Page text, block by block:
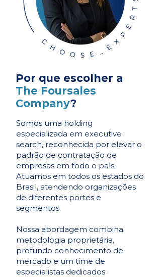
Por que escolher a
The Foursales
Company?
Somos uma holding
especializada em executive
search, reconhecida por elevar o
padrão de contratação de
empresas em todo o país.
Atuamos em todos os estados do
Brasil, atendendo organizações
de diferentes portes e
segmentos.
Nossa abordagem combina
metodologia proprietária,
profundo conhecimento de
mercado e um time de
especialistas dedicados